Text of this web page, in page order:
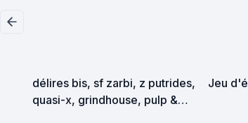
délires bis, sf zarbi, z putrides,
quasi-x, grindhouse, pulp &
Jeu